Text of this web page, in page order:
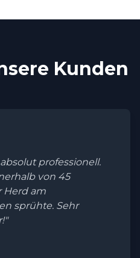
Kunden
professionell.
von 45
Herd am
sprühte. Sehr